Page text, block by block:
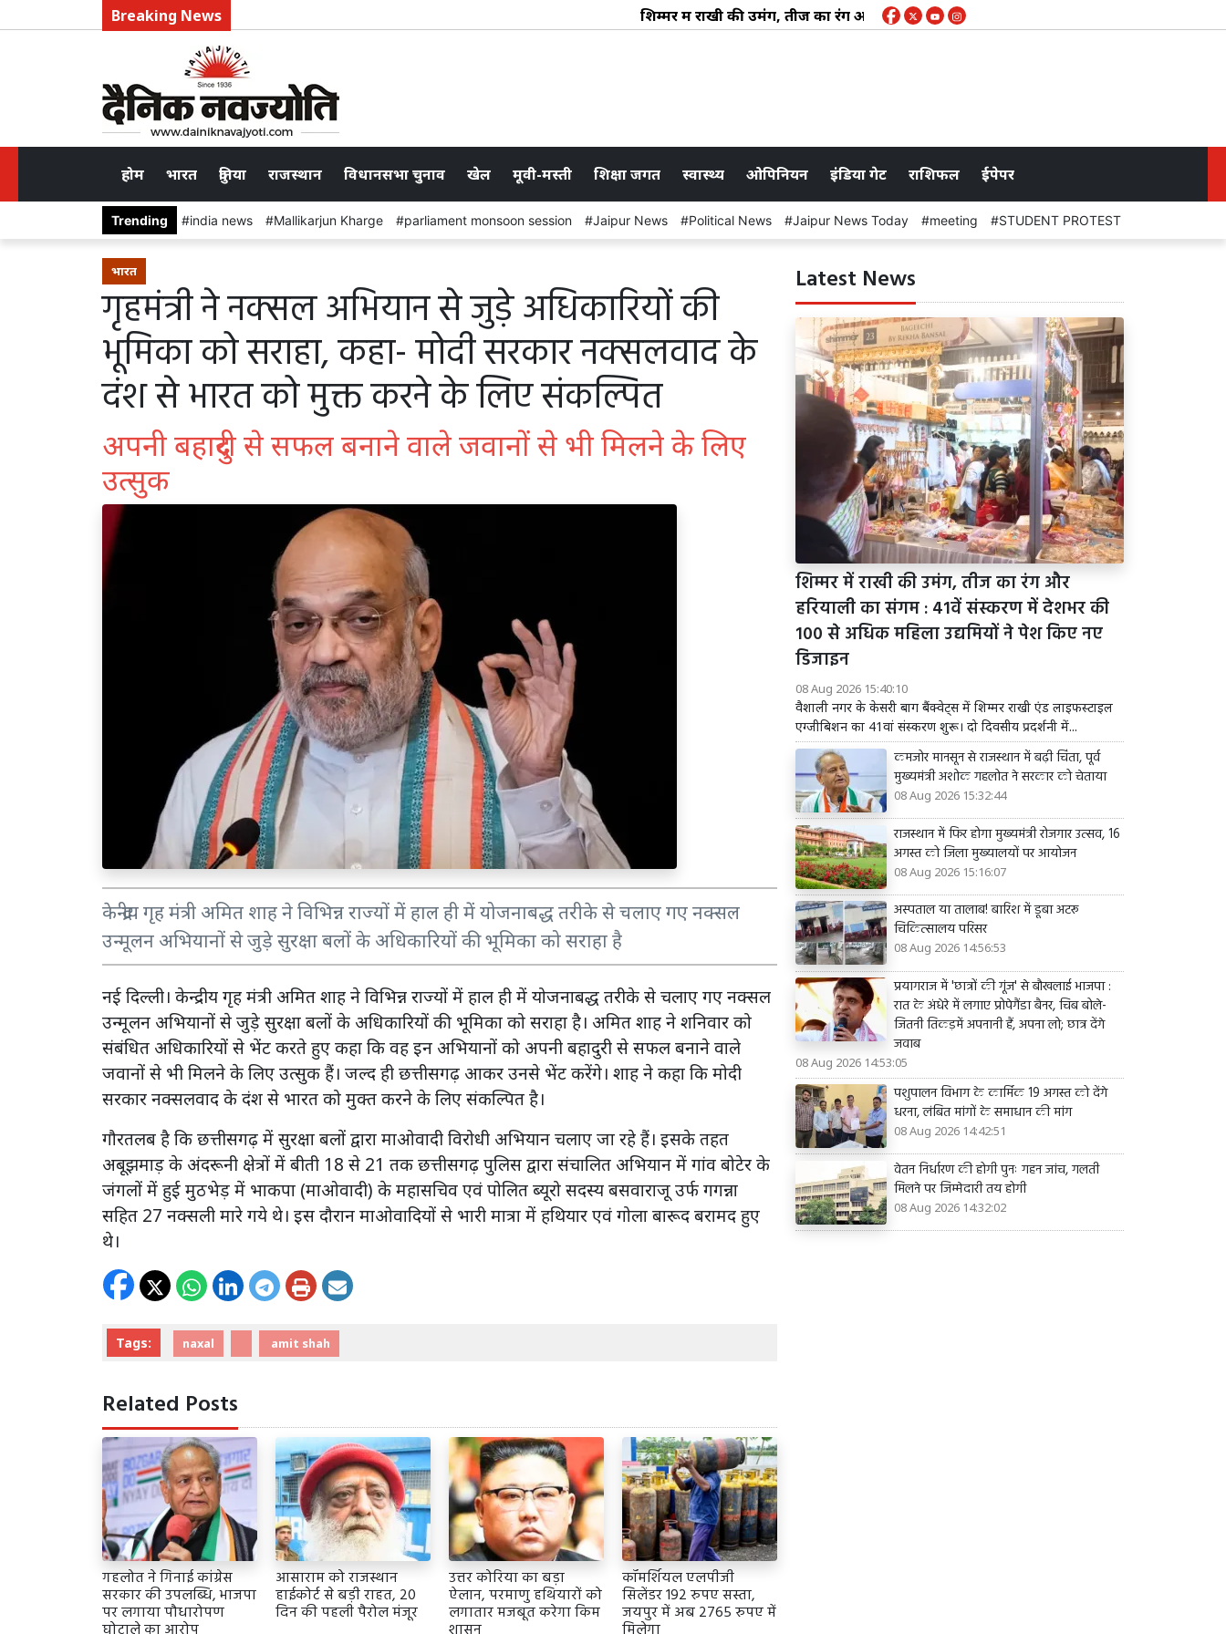
Breaking News शिम्मर में राखी की उमंग, तीज का रंग और हरियाली का संगम : 41वें संस्करण में देशभर की 100 से अधिक
होम भारत दुनिया राजस्थान विधानसभा चुनाव खेल मूवी-मस्ती शिक्षा जगत स्वास्थ्य ओपिनियन इंडिया गेट राशिफल ईपेपर
Trending india news Mallikarjun Kharge parliament monsoon session Jaipur News Political News Jaipur News Today meeting STUDENT PROTEST
भारत
गृहमंत्री ने नक्सल अभियान से जुड़े अधिकारियों की
भूमिका को सराहा, कहा- मोदी सरकार नक्सलवाद के
दंश से भारत को मुक्त करने के लिए संकल्पित
अपनी बहादुरी से सफल बनाने वाले जवानों से भी मिलने के लिए
उत्सुक
केन्द्रीय गृह मंत्री अमित शाह ने विभिन्न राज्यों में हाल ही में योजनाबद्ध तरीके से चलाए गए नक्सल
उन्मूलन अभियानों से जुड़े सुरक्षा बलों के अधिकारियों की भूमिका को सराहा है
नई दिल्ली। केन्द्रीय गृह मंत्री अमित शाह ने विभिन्न राज्यों में हाल ही में योजनाबद्ध तरीके से चलाए गए नक्सल
उन्मूलन अभियानों से जुड़े सुरक्षा बलों के अधिकारियों की भूमिका को सराहा है। अमित शाह ने शनिवार को
संबंधित अधिकारियों से भेंट करते हुए कहा कि वह इन अभियानों को अपनी बहादुरी से सफल बनाने वाले
जवानों से भी मिलने के लिए उत्सुक हैं। जल्द ही छत्तीसगढ़ आकर उनसे भेंट करेंगे। शाह ने कहा कि मोदी
सरकार नक्सलवाद के दंश से भारत को मुक्त करने के लिए संकल्पित है।
गौरतलब है कि छत्तीसगढ़ में सुरक्षा बलों द्वारा माओवादी विरोधी अभियान चलाए जा रहे हैं। इसके तहत
अबूझमाड़ के अंदरूनी क्षेत्रों में बीती 18 से 21 तक छत्तीसगढ़ पुलिस द्वारा संचालित अभियान में गांव बोटेर के
जंगलों में हुई मुठभेड़ में भाकपा (माओवादी) के महासचिव एवं पोलित ब्यूरो सदस्य बसवाराजू उर्फ गगन्ना
सहित 27 नक्सली मारे गये थे। इस दौरान माओवादियों से भारी मात्रा में हथियार एवं गोला बारूद बरामद हुए
थे।
Tags: naxal amit shah
Related Posts
गहलोत ने गिनाई कांग्रेस
सरकार की उपलब्धि, भाजपा
पर लगाया पौधारोपण
आसाराम को राजस्थान
हाईकोर्ट से बड़ी राहत, 20
दिन की पहली पैरोल मंजूर
उत्तर कोरिया का बड़ा
ऐलान, परमाणु हथियारों को
लगातार मजबूत करेगा किम
कॉमर्शियल एलपीजी
सिलेंडर 192 रुपए सस्ता,
जयपुर में अब 2765 रुपए में
Latest News
शिम्मर में राखी की उमंग, तीज का रंग और
हरियाली का संगम : 41वें संस्करण में देशभर की
100 से अधिक महिला उद्यमियों ने पेश किए नए
डिजाइन
08 Aug 2026 15:40:10
वैशाली नगर के केसरी बाग बैंक्वेट्स में शिम्मर राखी एंड लाइफस्टाइल
एग्जीबिशन का 41वां संस्करण शुरू। दो दिवसीय प्रदर्शनी में...
कमजोर मानसून से राजस्थान में बढ़ी चिंता, पूर्व
मुख्यमंत्री अशोक गहलोत ने सरकार को चेताया
08 Aug 2026 15:32:44
राजस्थान में फिर होगा मुख्यमंत्री रोजगार उत्सव, 16
अगस्त को जिला मुख्यालयों पर आयोजन
08 Aug 2026 15:16:07
अस्पताल या तालाब! बारिश में डूबा अटरू
चिकित्सालय परिसर
08 Aug 2026 14:56:53
प्रयागराज में 'छात्रों की गूंज' से बौखलाई भाजपा :
रात के अंधेरे में लगाए प्रोपेगैंडा बैनर, चिब बोले-
जितनी तिकड़में अपनानी हैं, अपना लो; छात्र देंगे
जवाब
08 Aug 2026 14:53:05
पशुपालन विभाग के कार्मिक 19 अगस्त को देंगे
धरना, लंबित मांगों के समाधान की मांग
08 Aug 2026 14:42:51
वेतन निर्धारण की होगी पुनः गहन जांच, गलती
मिलने पर जिम्मेदारी तय होगी
08 Aug 2026 14:32:02